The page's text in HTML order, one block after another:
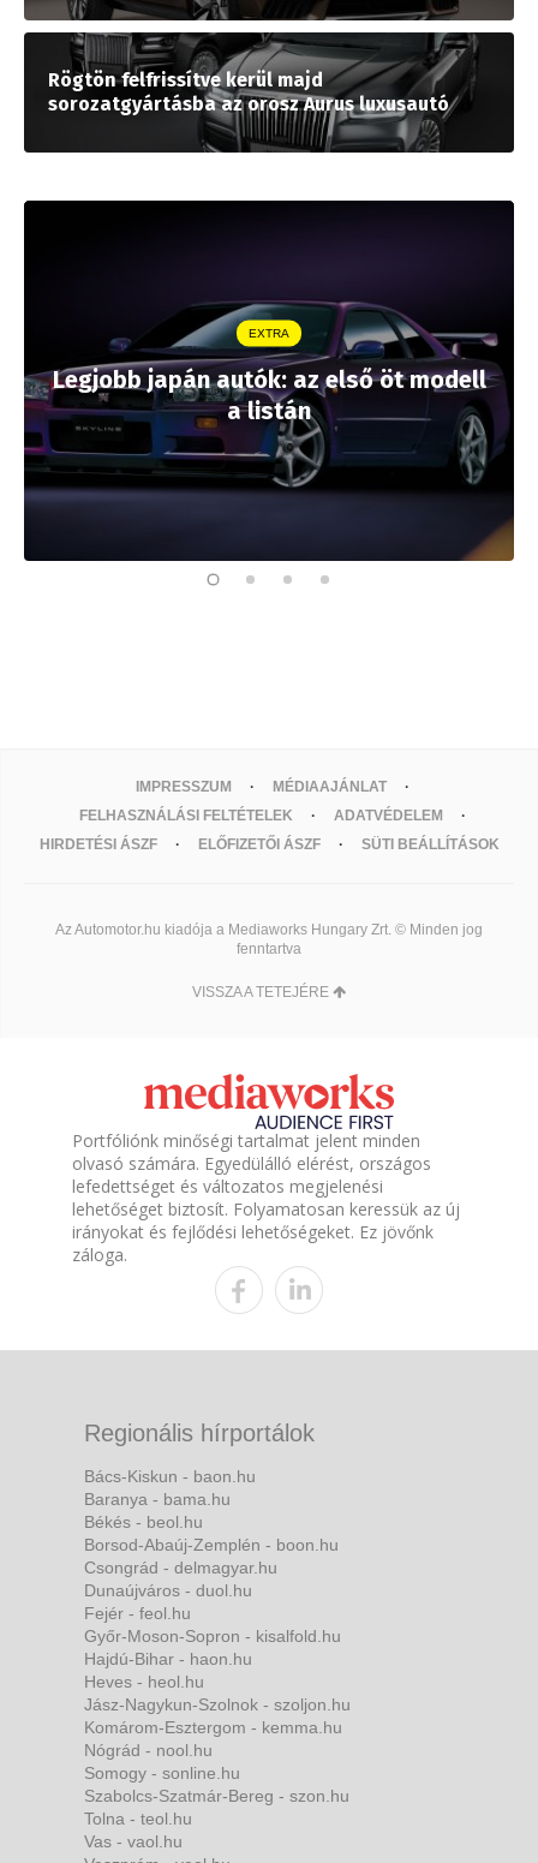
Rögtön felfrissítve kerül majd
sorozatgyártásba az orosz Aurus luxusautó
EXTRA
Legjobb japán autók: az első öt modell
a listán
IMPRESSZUM
MÉDIAAJÁNLAT
FELHASZNÁLÁSI FELTÉTELEK
ADATVÉDELEM
HIRDETÉSI ÁSZF
ELŐFIZETŐI ÁSZF SÜTI BEÁLLÍTÁSOK
Az Automotor.hu kiadója a Mediaworks Hungary Zrt. © Minden jog
fenntartva
VISSZA A TETEJÉRE
Portfóliónk minőségi tartalmat jelent minden
olvasó számára. Egyedülálló elérést, országos
lefedettséget és változatos megjelenési
lehetőséget biztosít. Folyamatosan keressük az új
irányokat és fejlődési lehetőségeket. Ez jövőnk
záloga.
Regionális hírportálok
Bács-Kiskun - baon.hu
Baranya - bama.hu
Békés - beol.hu
Borsod-Abaúj-Zemplén - boon.hu
Csongrád - delmagyar.hu
Dunaújváros - duol.hu
Fejér - feol.hu
Győr-Moson-Sopron - kisalfold.hu
Hajdú-Bihar - haon.hu
Heves - heol.hu
Jász-Nagykun-Szolnok - szoljon.hu
Komárom-Esztergom - kemma.hu
Nógrád - nool.hu
Somogy - sonline.hu
Szabolcs-Szatmár-Bereg - szon.hu
Tolna - teol.hu
Vas - vaol.hu